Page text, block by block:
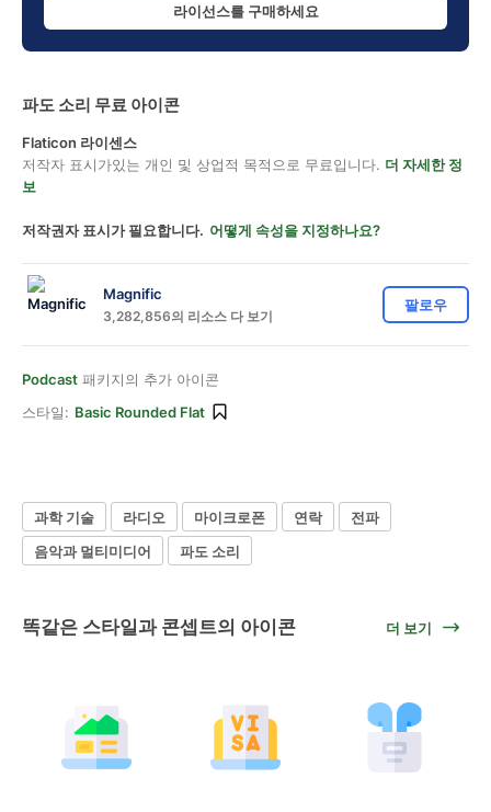
라이선스를 구매하세요
파도 소리 무료 아이콘
Flaticon 라이센스
저작자 표시가있는 개인 및 상업적 목적으로 무료입니다. 더 자세한 정
보
저작권자 표시가 필요합니다. 어떻게 속성을 지정하나요?
Magnific
3,282,856의 리소스 다 보기
팔로우
Podcast 패키지의 추가 아이콘
스타일: Basic Rounded Flat
과학 기술 라디오 마이크로폰 연락
전파
음악과 멀티미디어
파도 소리
똑같은 스타일과 콘셉트의 아이콘 더 보기